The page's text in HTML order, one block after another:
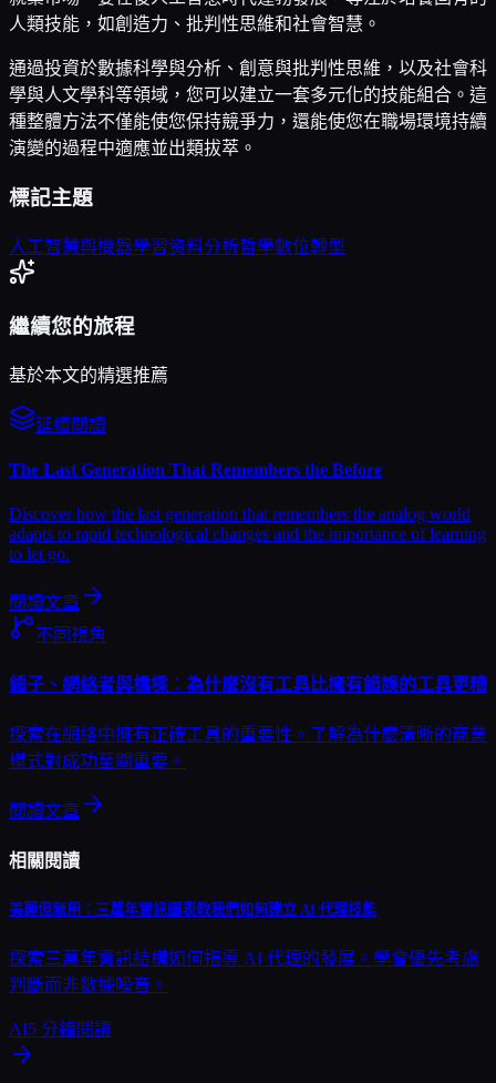
人類技能，如創造力、批判性思維和社會智慧。
通過投資於數據科學與分析、創意與批判性思維，以及社會科
學與人文學科等領域，您可以建立一套多元化的技能組合。這
種整體方法不僅能使您保持競爭力，還能使您在職場環境持續
演變的過程中適應並出類拔萃。
標記主題
人工智慧與機器學習资料分析哲學數位轉型
繼續您的旅程
基於本文的精選推薦
延續閱讀
The Last Generation That Remembers the Before
Discover how the last generation that remembers the analog world
adapts to rapid technological changes and the importance of learning
to let go.
閱讀文章
不同視角
錘子、網絡者與橋樑：為什麼沒有工具比擁有錯誤的工具更糟
探索在網絡中擁有正確工具的重要性。了解為什麼清晰的商業
模式對成功至關重要。
閱讀文章
相關閱讀
美麗但無用：三萬年資訊圖表教我們如何建立 AI 代理技能
探索三萬年資訊結構如何指導 AI 代理的發展。學會優先考慮
判斷而非數據噪音。
AI5 分鐘閱讀